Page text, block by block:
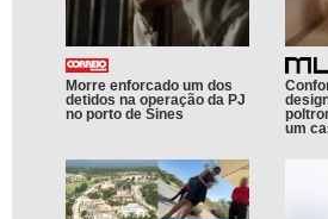
Morre enforcado um dos
detidos na operação da PJ
no porto de Sines
um